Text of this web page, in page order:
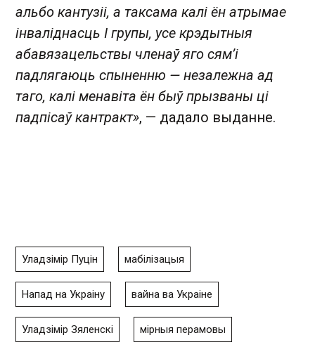
альбо кантузіі, а таксама калі ён атрымае
інваліднасць I групы, усе крэдытныя
абавязацельствы членаў яго сям’і
падлягаюць спыненню — незалежна ад
таго, калі менавіта ён быў прызваны ці
падпісаў кантракт», — дадало выданне.
Уладзімір Пуцін мабілізацыя
Напад на Украіну вайна ва Украіне
Уладзімір Зяленскі мірныя перамовы